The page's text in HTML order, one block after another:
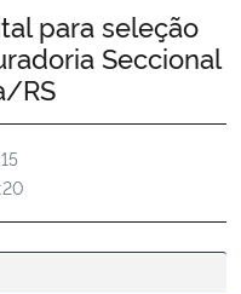
para seleção
Seccional
RS